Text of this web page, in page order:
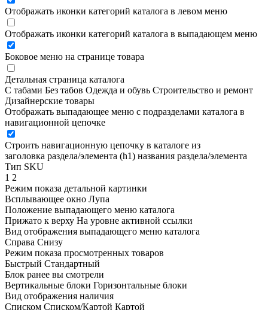
Отображать иконки категорий каталога в левом меню
Отображать иконки категорий каталога в выпадающем меню
Боковое меню на странице товара
Детальная страница каталога
С табами Без табов Одежда и обувь Строительство и ремонт
Дизайнерские товары
Отображать выпадающее меню с подразделами каталога в
навигационной цепочке
Строить навигационную цепочку в каталоге из
заголовка раздела/элемента (h1) названия раздела/элемента
Тип SKU
1 2
Режим показа детальной картинки
Всплывающее окно Лупа
Положение выпадающего меню каталога
Прижато к верху На уровне активной ссылки
Вид отображения выпадающего меню каталога
Справа Снизу
Режим показа просмотренных товаров
Быстрый Стандартный
Блок ранее вы смотрели
Вертикальные блоки Горизонтальные блоки
Вид отображения наличия
Списком Списком/Картой Картой